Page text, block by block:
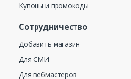
Купоны и промокоды
Сотрудничество
Добавить магазин
Для СМИ
Для вебмастеров